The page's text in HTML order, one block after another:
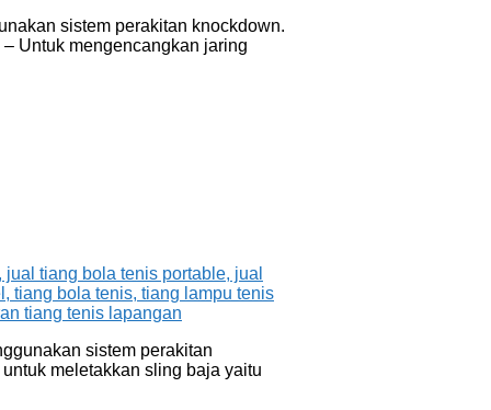
sistem perakitan knockdown.
Untuk mengencangkan jaring
sistem perakitan
meletakkan sling baja yaitu